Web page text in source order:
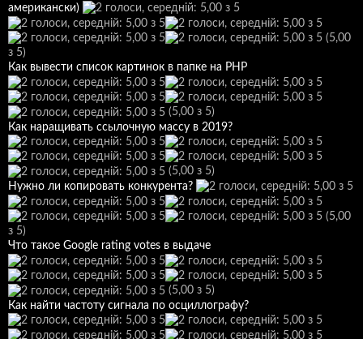
американски)
(5,00
з 5)
Как вывести список картинок в папке на РНР
(5,00 з 5)
Как наращивать ссылочную массу в 2019?
(5,00 з 5)
Нужно ли копировать конкурента?
(5,00
з 5)
Что такое Google rating votes в выдаче
(5,00 з 5)
Как найти частоту сигнала по осциллографу?